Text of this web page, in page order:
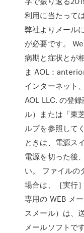
利用に当たって
弊社よりメール
が必要です。
病期と症状とが
ま AOL：
インターネット
AOL LLC. の登
ル）または「東
ルプを参照して
ときは、電源ス
電源を切った後
い。 ファイルの
場合は、［実行
専用の WEB メ
スメール）は、
メールソフトで